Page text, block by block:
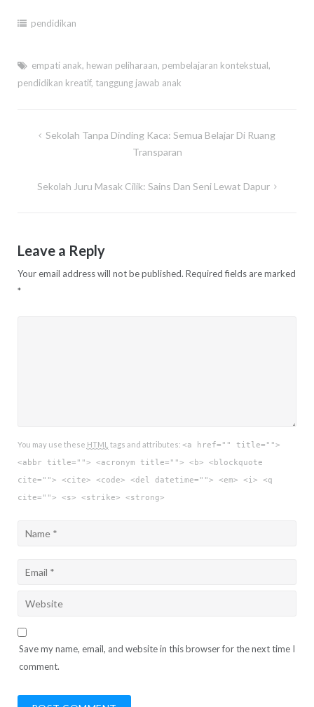
pendidikan
empati anak, hewan peliharaan, pembelajaran kontekstual,
pendidikan kreatif, tanggung jawab anak
PostSekolah Tanpa Dinding Kaca: Semua Belajar Di Ruang
Transparan
Sekolah Juru Masak Cilik: Sains Dan Seni Lewat Dapur
Leave a Reply
Your email address will not be published. Required fields are marked
*
You may use these HTML tags and attributes: <a href="" title="">
<abbr title=""> <acronym title=""> <b> <blockquote
cite=""> <cite> <code> <del datetime=""> <em> <i> <q
cite=""> <s> <strike> <strong>
Save my name, email, and website in this browser for the next time I
comment.